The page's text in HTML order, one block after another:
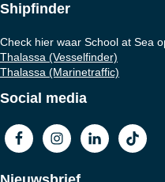
Shipfinder
Check hier waar School at Sea
Thalassa (Vesselfinder)
Thalassa (Marinetraffic)
Social media